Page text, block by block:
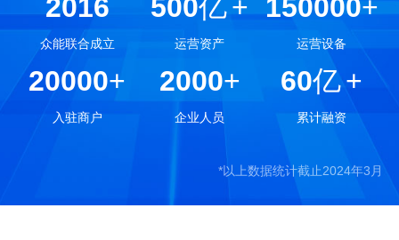
2016
众能联合成立
500亿+
运营资产
150000+
运营设备
20000+
入驻商户
2000+
企业人员
60亿+
累计融资
*以上数据统计截止2024年3月